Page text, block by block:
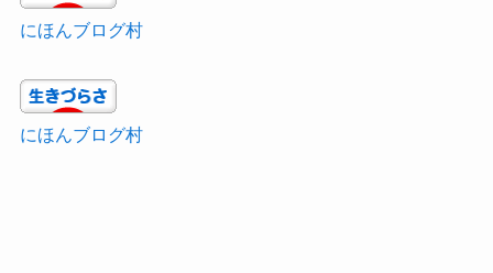
にほんブログ村
にほんブログ村